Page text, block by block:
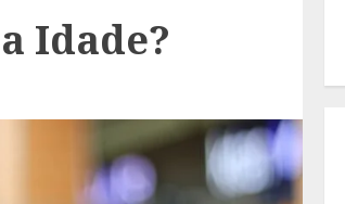
Idade?